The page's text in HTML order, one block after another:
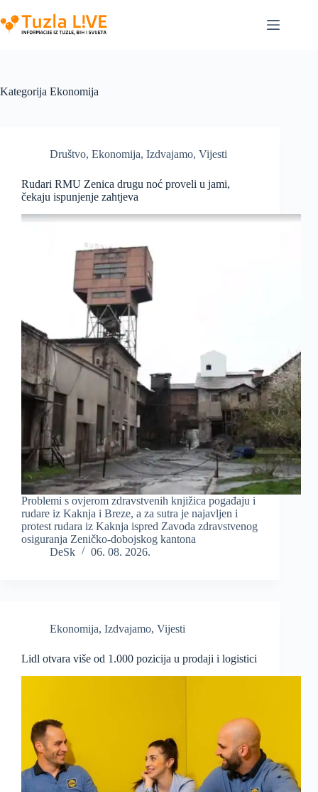
to
content
Kategorija Ekonomija
Društvo, Ekonomija, Izdvajamo, Vijesti
Rudari RMU Zenica drugu noć proveli u jami,
čekaju ispunjenje zahtjeva
Problemi s ovjerom zdravstvenih knjižica pogađaju i
rudare iz Kaknja i Breze, a za sutra je najavljen i
protest rudara iz Kaknja ispred Zavoda zdravstvenog
osiguranja Zeničko-dobojskog kantona
DeSk
06. 08. 2026.
Ekonomija, Izdvajamo, Vijesti
Lidl otvara više od 1.000 pozicija u prodaji i logistici